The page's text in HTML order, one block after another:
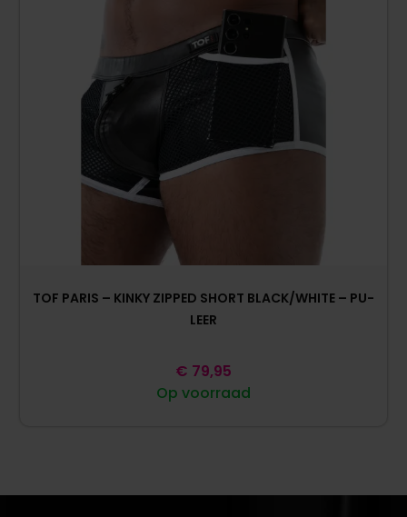
TOF PARIS – KINKY ZIPPED SHORT BLACK/WHITE – PU-
LEER
Op voorraad
€ 79,95